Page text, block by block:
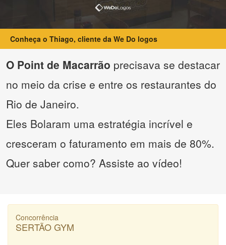
Conheça o Thiago, cliente da We Do logos
O Point de Macarrão precisava se destacar
no meio da crise e entre os restaurantes do
Rio de Janeiro.
Eles Bolaram uma estratégia incrível e
cresceram o faturamento em mais de 80%.
Quer saber como? Assiste ao vídeo!
Concorrência
SERTÃO GYM